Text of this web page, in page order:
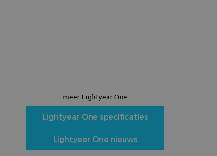
meer Lightyear One
Lightyear One specificaties
Lightyear One nieuws